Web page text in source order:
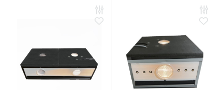
Бджільництво
Опалювальне обладнання
Сейфи